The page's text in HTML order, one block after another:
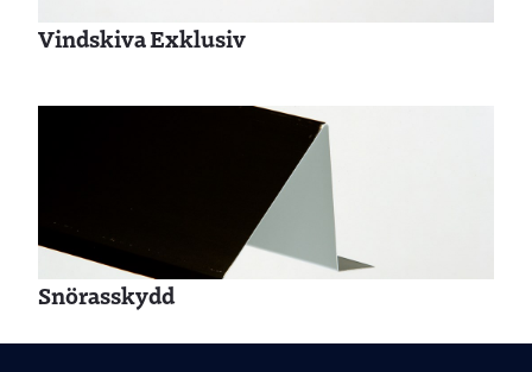
Vindskiva Exklusiv
Snörasskydd